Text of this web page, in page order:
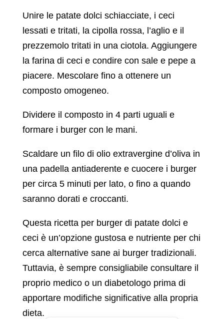
Unire le patate dolci schiacciate, i ceci
lessati e tritati, la cipolla rossa, l’aglio e il
prezzemolo tritati in una ciotola. Aggiungere
la farina di ceci e condire con sale e pepe a
piacere. Mescolare fino a ottenere un
composto omogeneo.
Dividere il composto in 4 parti uguali e
formare i burger con le mani.
Scaldare un filo di olio extravergine d’oliva in
una padella antiaderente e cuocere i burger
per circa 5 minuti per lato, o fino a quando
saranno dorati e croccanti.
Questa ricetta per burger di patate dolci e
ceci è un’opzione gustosa e nutriente per chi
cerca alternative sane ai burger tradizionali.
Tuttavia, è sempre consigliabile consultare il
proprio medico o un diabetologo prima di
apportare modifiche significative alla propria
dieta.